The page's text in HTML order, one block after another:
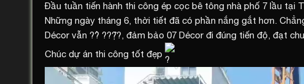
Đầu tuần tiến hành thi công ép cọc bê tông nhà phố 7 lầu tại
Những ngày tháng 6, thời tiết đã có phần nắng gắt hơn.
Décor vẫn ??̉ ???̣̂?, đảm bảo 07 Décor đi đúng tiến độ, đạt
Chúc dự án thi công tốt đẹp
Trình